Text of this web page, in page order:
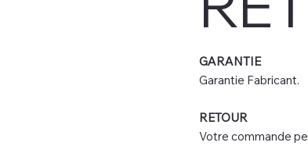
GARANTIE
Garantie Fabricant.
RETOUR
Votre commande